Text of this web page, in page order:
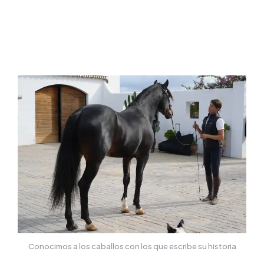
Conocimos a los caballos con los que escribe su historia